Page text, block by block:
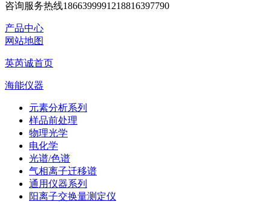
咨询服务热线1866399991218816397790
产品中心
网站地图
英芮诚首页
海能仪器
元素分析系列
样品前处理
物理光学
电化学
光谱/色谱
气相离子迁移谱
通用仪器系列
阳离子交换量测定仪